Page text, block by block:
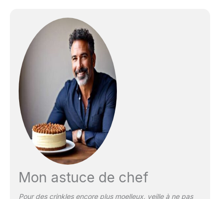
Mon astuce de chef
Pour des crinkles encore plus moelleux, veille à ne pas